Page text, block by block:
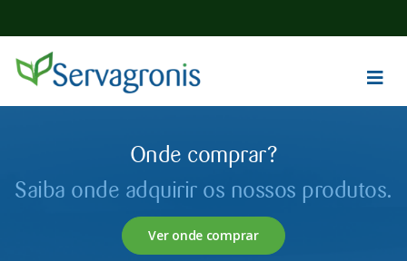
Onde comprar?
Saiba onde adquirir os nossos produtos.
Ver onde comprar